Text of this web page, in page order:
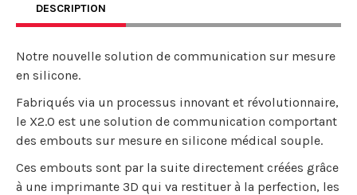
DESCRIPTION
Notre nouvelle solution de communication sur mesure
en silicone.
Fabriqués via un processus innovant et révolutionnaire,
le X2.0 est une solution de communication comportant
des embouts sur mesure en silicone médical souple.
Ces embouts sont par la suite directement créées grâce
à une imprimante 3D qui va restituer à la perfection, les